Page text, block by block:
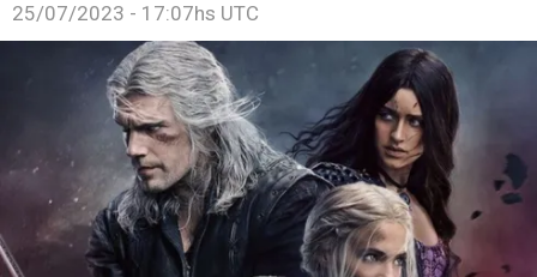
25/07/2023 - 17:07hs UTC